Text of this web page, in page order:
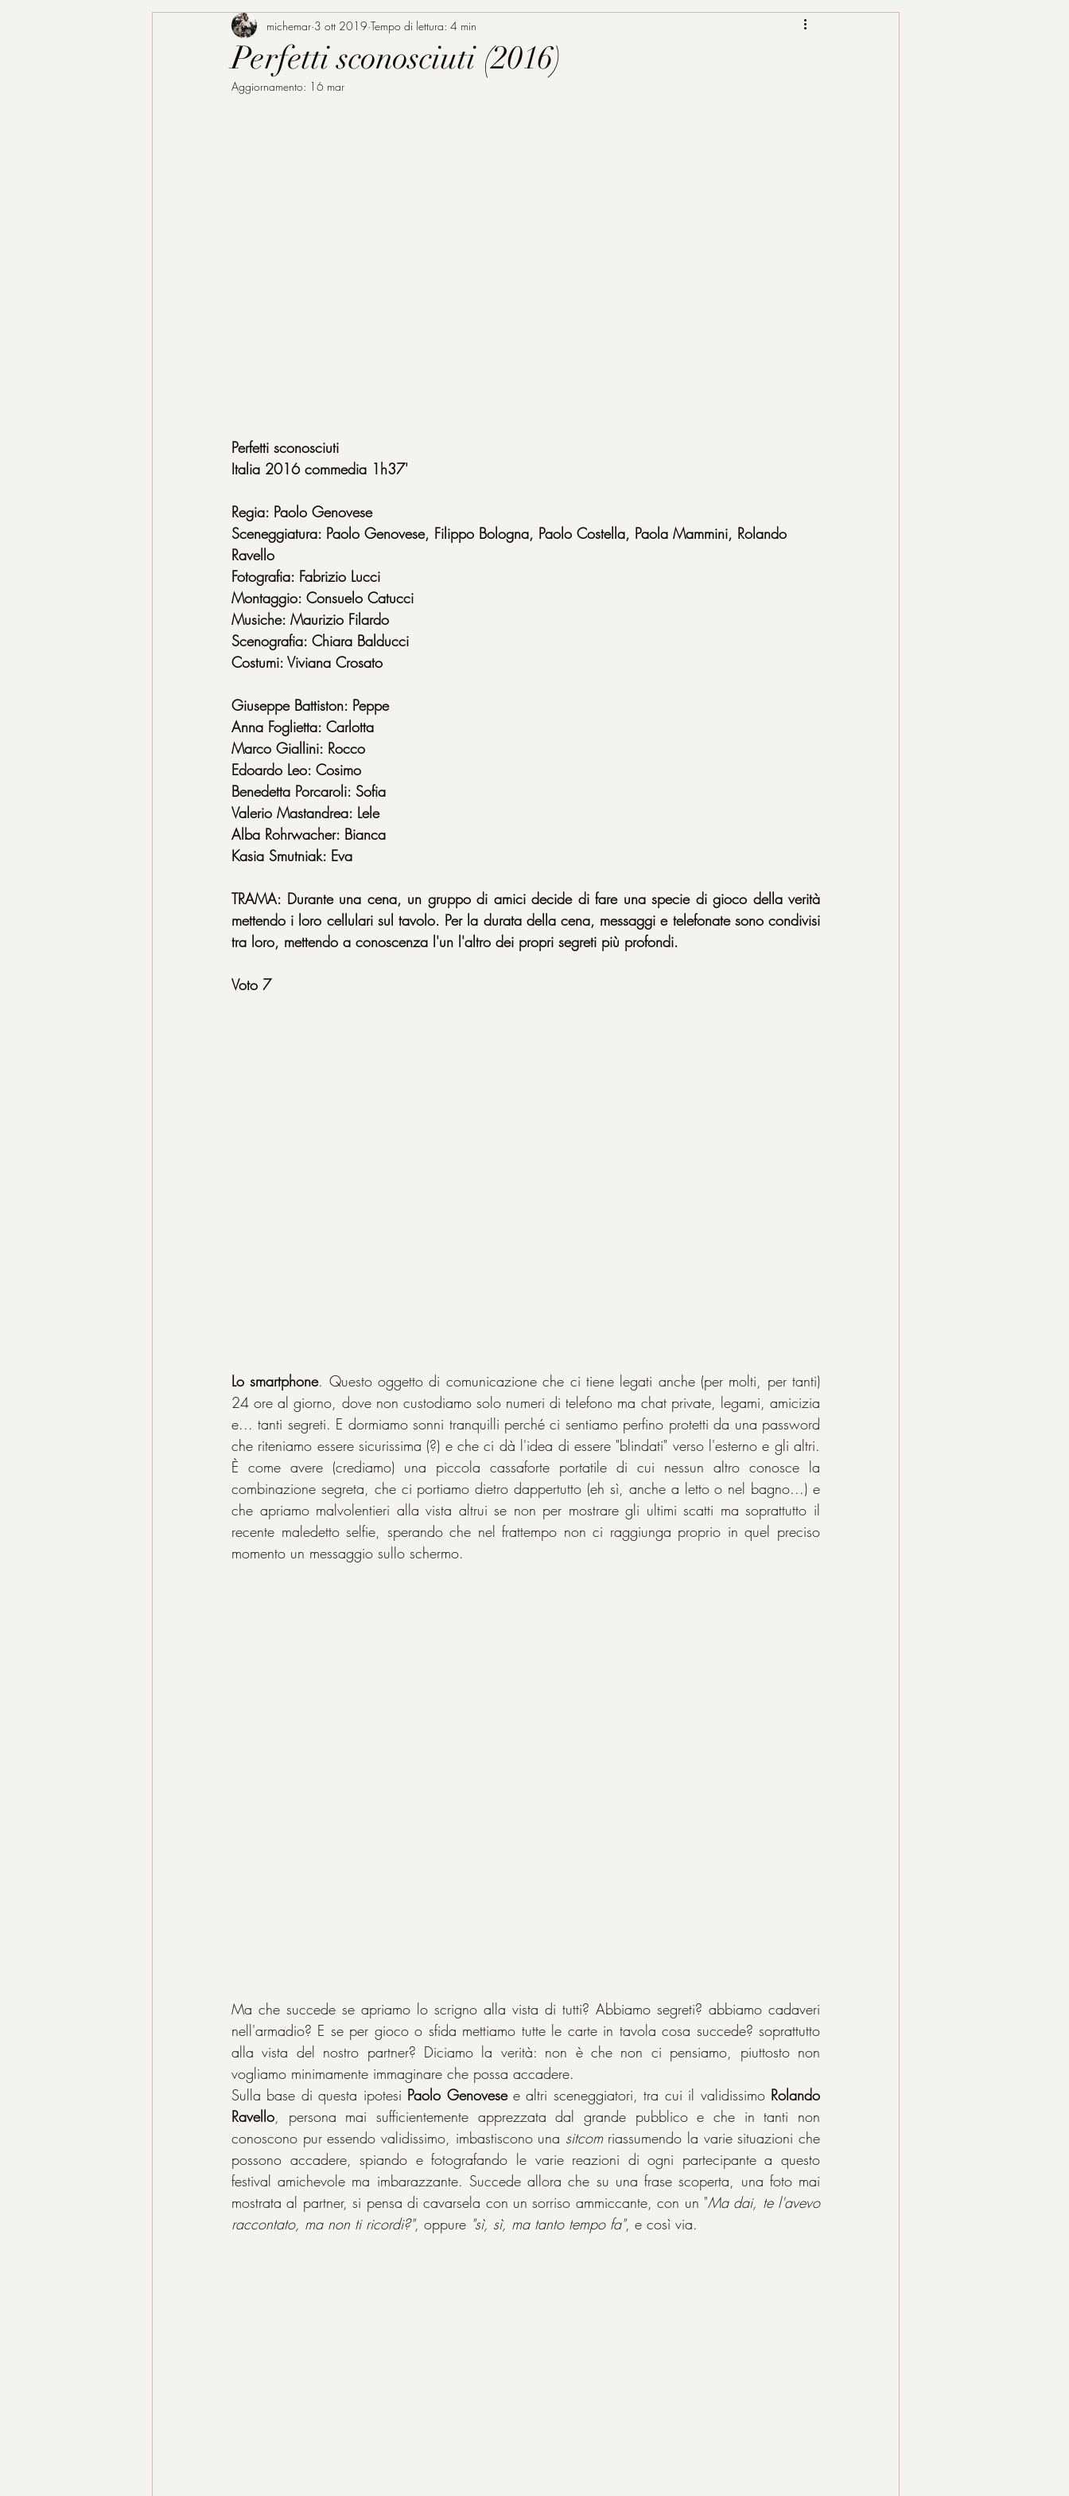
Perfetti sconosciuti (2016)
michemar 3 ott 2019 Tempo di lettura: 4 min
Aggiornamento: 16 mar
Perfetti sconosciuti
Italia 2016 commedia 1h37'
Regia: Paolo Genovese
Sceneggiatura: Paolo Genovese, Filippo Bologna, Paolo Costella, Paola Mammini, Rolando
Ravello
Fotografia: Fabrizio Lucci
Montaggio: Consuelo Catucci
Musiche: Maurizio Filardo
Scenografia: Chiara Balducci
Costumi: Viviana Crosato
Giuseppe Battiston: Peppe
Anna Foglietta: Carlotta
Marco Giallini: Rocco
Edoardo Leo: Cosimo
Benedetta Porcaroli: Sofia
Valerio Mastandrea: Lele
Alba Rohrwacher: Bianca
Kasia Smutniak: Eva
TRAMA: Durante una cena, un gruppo di amici decide di fare una specie di gioco della verità
mettendo i loro cellulari sul tavolo. Per la durata della cena, messaggi e telefonate sono condivisi
tra loro, mettendo a conoscenza l'un l'altro dei propri segreti più profondi.
Voto 7
Lo smartphone. Questo oggetto di comunicazione che ci tiene legati anche (per molti, per tanti)
24 ore al giorno, dove non custodiamo solo numeri di telefono ma chat private, legami, amicizia
e... tanti segreti. E dormiamo sonni tranquilli perché ci sentiamo perfino protetti da una password
che riteniamo essere sicurissima (?) e che ci dà l'idea di essere "blindati" verso l'esterno e gli altri.
È come avere (crediamo) una piccola cassaforte portatile di cui nessun altro conosce la
combinazione segreta, che ci portiamo dietro dappertutto (eh sì, anche a letto o nel bagno...) e
che apriamo malvolentieri alla vista altrui se non per mostrare gli ultimi scatti ma soprattutto il
recente maledetto selfie, sperando che nel frattempo non ci raggiunga proprio in quel preciso
momento un messaggio sullo schermo.
Ma che succede se apriamo lo scrigno alla vista di tutti? Abbiamo segreti? abbiamo cadaveri
nell'armadio? E se per gioco o sfida mettiamo tutte le carte in tavola cosa succede? soprattutto
alla vista del nostro partner? Diciamo la verità: non è che non ci pensiamo, piuttosto non
vogliamo minimamente immaginare che possa accadere.
Sulla base di questa ipotesi Paolo Genovese e altri sceneggiatori, tra cui il validissimo Rolando
Ravello , persona mai sufficientemente apprezzata dal grande pubblico e che in tanti non
conoscono pur essendo validissimo, imbastiscono una sitcom riassumendo la varie situazioni che
possono accadere, spiando e fotografando le varie reazioni di ogni partecipante a questo
festival amichevole ma imbarazzante. Succede allora che su una frase scoperta, una foto mai
mostrata al partner, si pensa di cavarsela con un sorriso ammiccante, con un "Ma dai, te l'avevo
raccontato, ma non ti ricordi?", oppure "sì, sì, ma tanto tempo fa", e così via.